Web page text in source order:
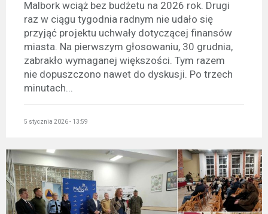
Malbork wciąż bez budżetu na 2026 rok. Drugi
raz w ciągu tygodnia radnym nie udało się
przyjąć projektu uchwały dotyczącej finansów
miasta. Na pierwszym głosowaniu, 30 grudnia,
zabrakło wymaganej większości. Tym razem
nie dopuszczono nawet do dyskusji. Po trzech
minutach...
5 stycznia 2026 - 13:59